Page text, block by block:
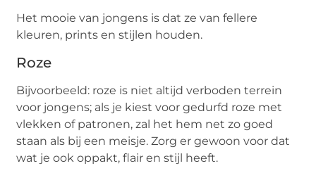
Het mooie van jongens is dat ze van fellere
kleuren, prints en stijlen houden.
Roze
Bijvoorbeeld: roze is niet altijd verboden terrein
voor jongens; als je kiest voor gedurfd roze met
vlekken of patronen, zal het hem net zo goed
staan ​​als bij een meisje. Zorg er gewoon voor dat
wat je ook oppakt, flair en stijl heeft.